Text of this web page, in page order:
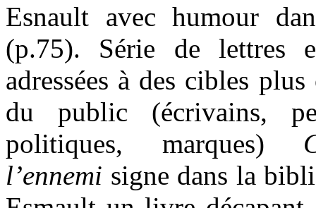
Esnault avec humour
(p.75). Série de lettres
adressées à des cibles
du public (écrivains,
politiques, marques)
l’ennemi signe dans la